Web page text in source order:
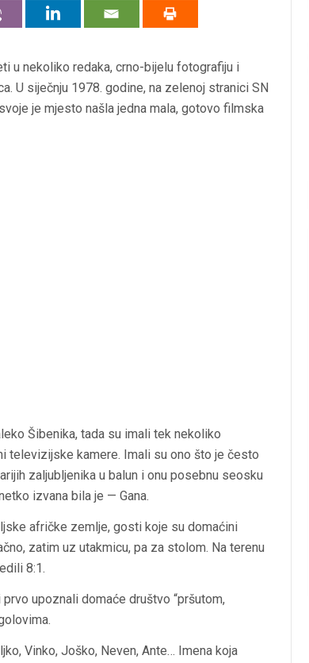
u nekoliko redaka, crno-bijelu fotografiju i
U siječnju 1978. godine, na zelenoj stranici SN
je mjesto našla jedna mala, gotovo filmska
Šibenika, tada su imali tek nekoliko
televizijske kamere. Imali su ono što je često
zaljubljenika u balun i onu posebnu seosku
izvana bila je — Gana.
afričke zemlje, gosti koje su domaćini
zatim uz utakmicu, pa za stolom. Na terenu
8:1.
upoznali domaće društvo “pršutom,
Vinko, Joško, Neven, Ante… Imena koja